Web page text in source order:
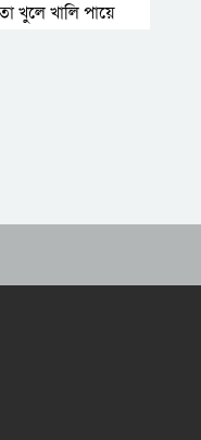
খুলে খালি পায়ে